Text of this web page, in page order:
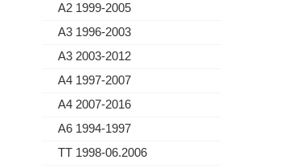
A2 1999-2005
A3 1996-2003
A3 2003-2012
A4 1997-2007
A4 2007-2016
A6 1994-1997
TT 1998-06.2006